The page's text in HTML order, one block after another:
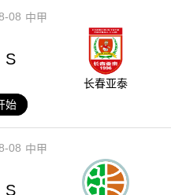
08 中甲
S
长春亚泰
始
08 中甲
S